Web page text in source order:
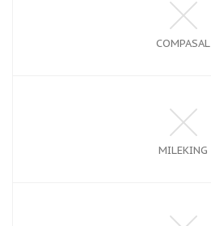
COMPASAL
MILEKING